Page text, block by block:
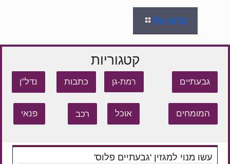
קראו עוד
קטגוריות
גבעתיים רמת-גן כתבות נדל"ן
המומחים אוכל רכב פנאי
עשו מנוי למגזין 'גבעתיים פלוס'